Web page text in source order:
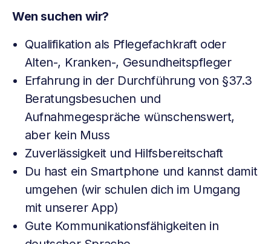
Wen suchen wir?
Qualifikation als Pflegefachkraft oder
Alten-, Kranken-, Gesundheitspfleger
Erfahrung in der Durchführung von §37.3
Beratungsbesuchen und
Aufnahmegespräche wünschenswert,
aber kein Muss
Zuverlässigkeit und Hilfsbereitschaft
Du hast ein Smartphone und kannst damit
umgehen (wir schulen dich im Umgang
mit unserer App)
Gute Kommunikationsfähigkeiten in